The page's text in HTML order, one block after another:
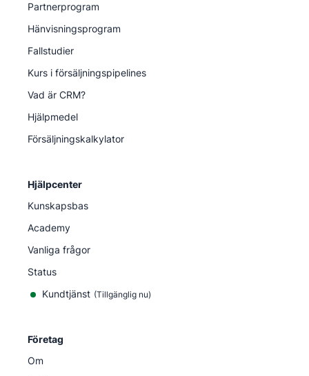
Partnerprogram
Hänvisningsprogram
Fallstudier
Kurs i försäljningspipelines
Vad är CRM?
Hjälpmedel
Försäljningskalkylator
Hjälpcenter
Kunskapsbas
Academy
Vanliga frågor
Status
Kundtjänst (Tillgänglig nu)
Företag
Om